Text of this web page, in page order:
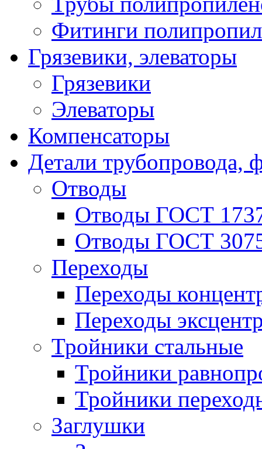
Фитинги
Грязевики, элеваторы
Грязевики
Элеваторы
Компенсаторы
Детали трубопровода,
Отводы
Отводы ГОСТ
Отводы ГОСТ
Переходы
Переходы
Переходы
Тройники стальные
Тройники
Тройники
Заглушки